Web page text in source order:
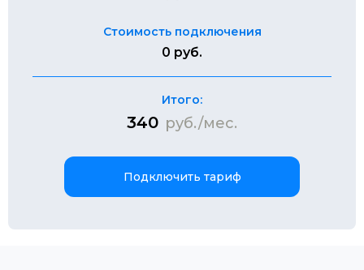
Стоимость подключения
0 руб.
Итого:
340 руб./мес.
Подключить тариф